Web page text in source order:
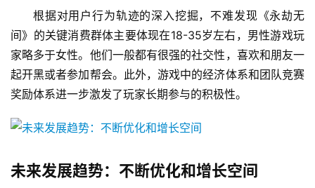
根据对用户行为轨迹的深入挖掘，不难发现《永劫无
间》的关键消费群体主要体现在18-35岁左右，男性游戏玩
家略多于女性。他们一般都有很强的社交性，喜欢和朋友一
起开黑或者参加帮会。此外，游戏中的经济体系和团队竞赛
奖励体系进一步激发了玩家长期参与的积极性。
未来发展趋势：不断优化和增长空间